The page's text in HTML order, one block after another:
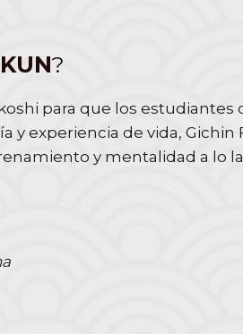
?
para que los estudiantes
y experiencia de vida, Gichin
y mentalidad a lo